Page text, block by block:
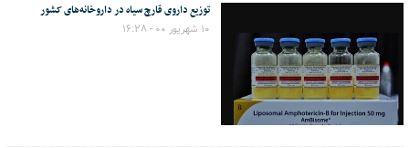
توزیع داروی قارچ سیاه در داروخانه‌های کشور
۱۰ شهریور ۰۰ - ۱۶:۲۸